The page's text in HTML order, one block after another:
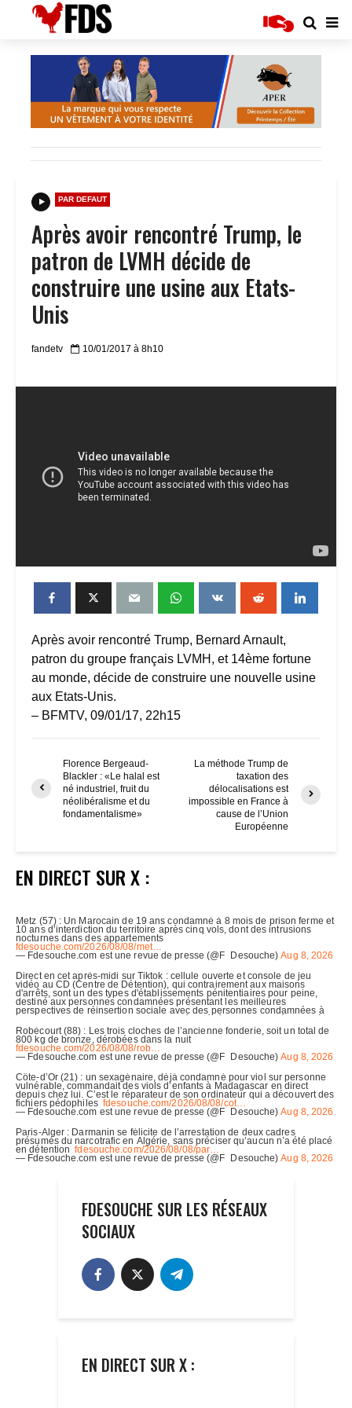
PAR DEFAUT
Après avoir rencontré Trump, le
patron de LVMH décide de
construire une usine aux Etats-
Unis
fandetv 10/01/2017 à 8h10
Après avoir rencontré Trump, Bernard Arnault,
patron du groupe français LVMH, et 14ème fortune
au monde, décide de construire une nouvelle usine
aux Etats-Unis.
– BFMTV, 09/01/17, 22h15
Florence Bergeaud-
Blackler : «Le halal est
né industriel, fruit du
néolibéralisme et du
fondamentalisme»
La méthode Trump de
taxation des
délocalisations est
impossible en France à
cause de l’Union
Européenne
EN DIRECT SUR X :
FDESOUCHE SUR LES RÉSEAUX
SOCIAUX
EN DIRECT SUR X :